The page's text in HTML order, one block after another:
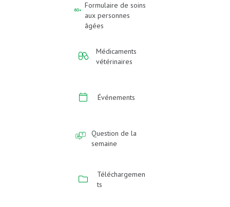
Formulaire de soins
aux personnes
âgées
Médicaments
vétérinaires
Événements
Question de la
semaine
Téléchargemen
ts